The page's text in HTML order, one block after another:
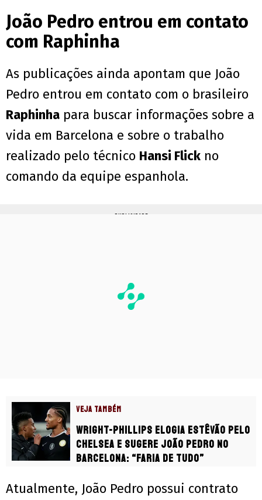
João Pedro entrou em contato
com Raphinha
As publicações ainda apontam que João
Pedro entrou em contato com o brasileiro
Raphinha para buscar informações sobre a
vida em Barcelona e sobre o trabalho
realizado pelo técnico Hansi Flick no
comando da equipe espanhola.
PUBLICIDADE
VEJA TAMBÉM
Wright-Phillips elogia Estêvão pelo
Chelsea e sugere João Pedro no
Barcelona: “Faria de tudo”
Atualmente, João Pedro possui contrato